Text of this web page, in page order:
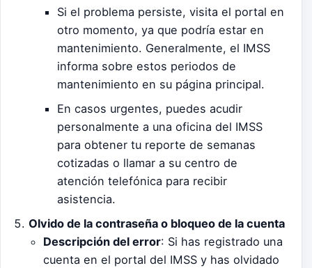
Si el problema persiste, visita el portal en
otro momento, ya que podría estar en
mantenimiento. Generalmente, el IMSS
informa sobre estos periodos de
mantenimiento en su página principal.
En casos urgentes, puedes acudir
personalmente a una oficina del IMSS
para obtener tu reporte de semanas
cotizadas o llamar a su centro de
atención telefónica para recibir
asistencia.
Olvido de la contraseña o bloqueo de la cuenta
Descripción del error: Si has registrado una
cuenta en el portal del IMSS y has olvidado